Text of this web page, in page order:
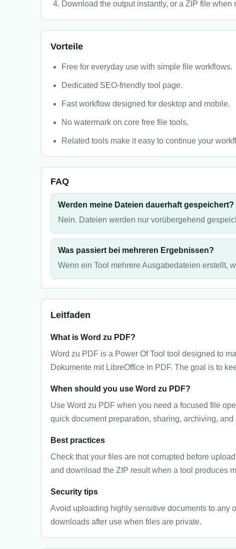
Download the output instantly, or a ZIP file when
Vorteile
Free for everyday use with simple file workflows.
Dedicated SEO-friendly tool page.
Fast workflow designed for desktop and mobile.
No watermark on core free file tools.
Related tools make it easy to continue your
FAQ
Werden meine Dateien dauerhaft gespeichert?
Nein. Dateien werden nur vorübergehend
Was passiert bei mehreren Ergebnissen?
Wenn ein Tool mehrere Ausgabedateien erstellt,
Leitfaden
What is Word zu PDF?
Word zu PDF is a Power Of Tool tool designed to
Dokumente mit LibreOffice in PDF. The goal is to
When should you use Word zu PDF?
Use Word zu PDF when you need a focused file
quick document preparation, sharing, archiving,
Best practices
Check that your files are not corrupted before
and download the ZIP result when a tool produces
Security tips
Avoid uploading highly sensitive documents to any
downloads after use when files are private.